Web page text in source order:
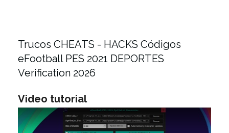
Trucos CHEATS - HACKS Códigos
eFootball PES 2021 DEPORTES
Verification 2026
Video tutorial